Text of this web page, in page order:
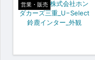
営業・販売